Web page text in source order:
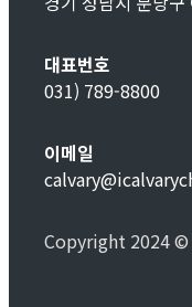
대표번호
031) 789-8800
이메일
Copyright 2024 ©